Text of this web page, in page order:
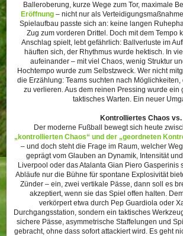
Balleroberung, kurze Wege zum Tor, maximale
Eröffnung– nicht nur als
Spielaufbau passte sich an: keine langen
Zug zum vorderen Drittel. Doch mit dem Tempo
Anschlag spielt, lebt gefährlich: Ballverluste im
häuften sich, der Rhythmus wurde hektisch. In
aufeinander – mit viel Chaos, wenig Struktur
Hochtempo wurde zum Selbstzweck. Wer nicht
die Erzählung: Teams suchten nach
zu verlieren. Aus dem reinen Pressing wurde
taktisches Warten. Ein neuer
Kontrolliertes Chaos
Der moderne Fußball bewegt sich heute
„kontrollierten Chaos“ und der „geordneten
– und doch steht die Frage im Raum, welcher
geprägt vom Glauben an Dynamik, Intensität
Liverpool oder das Atalanta Gian Piero
Abläufe nur die Bühne für spontane Explosivität
Zünder – ein, zwei vertikale Pässe, dann soll es
akzeptiert, wenn sie das Spiel offen halten.
verkörpert etwa durch Pep Guardiola oder
Durchgangsstation, sondern ein taktisches
sichere Pässe, asymmetrische Staffelungen und
gebracht, ohne dass sofort attackiert wird. Es geht